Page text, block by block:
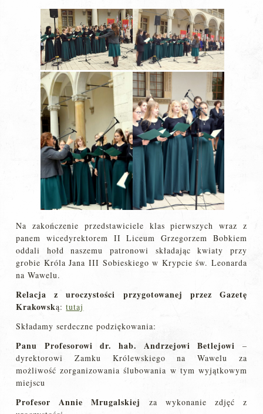
Na zakończenie przedstawiciele klas pierwszych wraz z
panem wicedyrektorem II Liceum Grzegorzem Bobkiem
oddali hołd naszemu patronowi składając kwiaty przy
grobie Króla Jana III Sobieskiego w Krypcie św. Leonarda
na Wawelu.
Relacja z uroczystości przygotowanej przez Gazetę
Krakowską:tutaj
Składamy serdeczne podziękowania:
Panu Profesorowi dr. hab. Andrzejowi Betlejowi –
dyrektorowi Zamku Królewskiego na Wawelu za
możliwość zorganizowania ślubowania w tym wyjątkowym
miejscu
Profesor Annie Mrugalskiej za wykonanie zdjęć z